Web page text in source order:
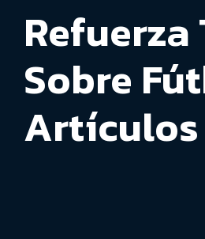
Sobre
Artículos